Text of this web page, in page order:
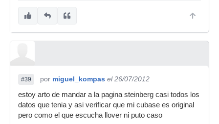
#39 por miguel_kompas el 26/07/2012
estoy arto de mandar a la pagina steinberg casi todos los
datos que tenia y asi verificar que mi cubase es original
pero como el que escucha llover ni puto caso